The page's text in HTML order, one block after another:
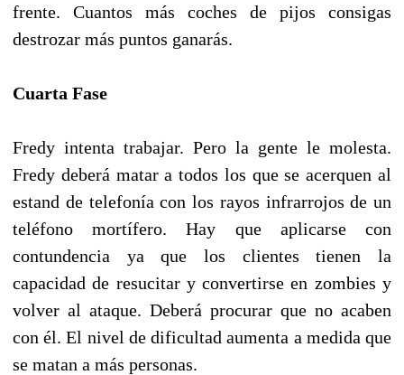
frente. Cuantos más coches de pijos consigas
destrozar más puntos ganarás.
Cuarta Fase
Fredy intenta trabajar. Pero la gente le molesta.
Fredy deberá matar a todos los que se acerquen al
estand de telefonía con los rayos infrarrojos de un
teléfono mortífero. Hay que aplicarse con
contundencia ya que los clientes tienen la
capacidad de resucitar y convertirse en zombies y
volver al ataque. Deberá procurar que no acaben
con él. El nivel de dificultad aumenta a medida que
se matan a más personas.